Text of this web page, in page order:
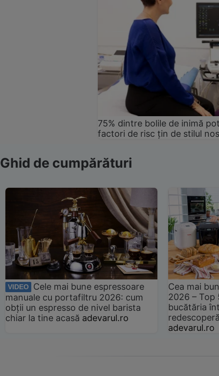
75% dintre bolile de inimă
factori de risc țin de stilul
Ghid de cumpărături
VIDEO
Cele mai bune espressoare
manuale cu portafiltru 2026: cum
obții un espresso de nivel barista
chiar la tine acasă adevarul.ro
Cea mai
2026 –
bucătăria
adevarul.ro